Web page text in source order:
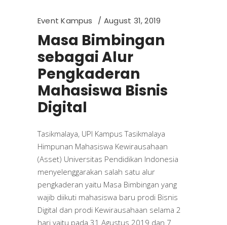
Event Kampus August 31, 2019
Masa Bimbingan
sebagai Alur
Pengkaderan
Mahasiswa Bisnis
Digital
Tasikmalaya, UPI Kampus Tasikmalaya
Himpunan Mahasiswa Kewirausahaan
(Asset) Universitas Pendidikan Indonesia
menyelenggarakan salah satu alur
pengkaderan yaitu Masa Bimbingan yang
wajib diikuti mahasiswa baru prodi Bisnis
Digital dan prodi Kewirausahaan selama 2
hari yaitu pada 31 Agustus 2019 dan 7